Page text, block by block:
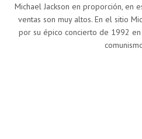
Michael Jackson en proporción, en
ventas son muy altos. En el sitio
por su épico concierto de 1992